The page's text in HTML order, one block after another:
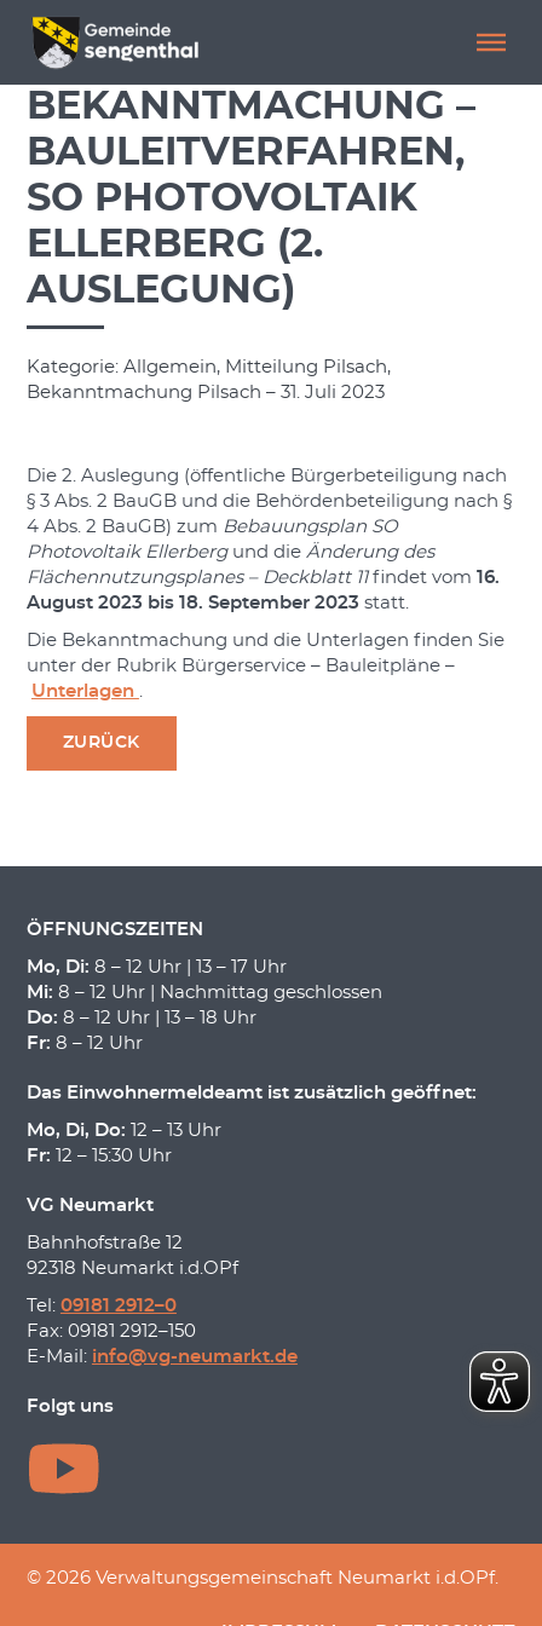
Menü überspringen
Menü überspringen
BEKANNTMACHUNG –
BAULEITVERFAHREN,
SO PHOTOVOLTAIK
ELLERBERG (2.
AUSLEGUNG)
Kategorie: Allgemein, Mitteilung Pilsach,
Bekanntmachung Pilsach – 31. Juli 2023
Die 2. Auslegung (öffentliche Bürgerbeteiligung nach
§ 3 Abs. 2 BauGB und die Behördenbeteiligung nach §
4 Abs. 2 BauGB) zum Bebauungsplan SO
Photovoltaik Ellerbergund dieÄnderung des
Flächennutzungsplanes – Deckblatt 11findet vom 16.
August 2023 bis 18. September 2023 statt.
Die Bekanntmachung und die Unterlagen finden Sie
unter der Rubrik Bürgerservice – Bauleitpläne –
Unterlagen .
ZURÜCK
ÖFFNUNGSZEITEN
Mo, Di: 8 – 12 Uhr | 13 – 17 Uhr
Mi: 8 – 12 Uhr | Nachmittag geschlossen
Do: 8 – 12 Uhr | 13 – 18 Uhr
Fr: 8 – 12 Uhr
Das Einwohnermeldeamt ist zusätzlich geöffnet:
Mo, Di, Do: 12 – 13 Uhr
Fr: 12 – 15:30 Uhr
VG Neumarkt
Bahnhofstraße 12
92318 Neumarkt i.d.OPf
Tel: 09181 2912–0
Fax: 09181 2912–150
E-Mail: info@vg-neumarkt.de
Folgt uns
© 2026 Verwaltungsgemeinschaft Neumarkt i.d.OPf.